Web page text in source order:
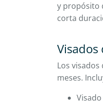
y propósito
corta
Los
meses.